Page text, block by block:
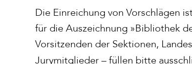
Die Einreichung von Vorschlägen
für die Auszeichnung »Bibliothek
Vorsitzenden der Sektionen,
Jurymitglieder – füllen bitte